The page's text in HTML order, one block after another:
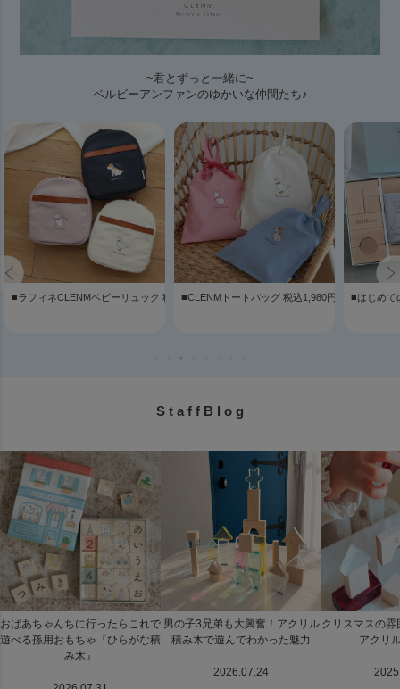
~君とずっと一緒に~
ベルビーアンファンのゆかいな仲間たち♪
積み木(日本製) 税込 11,000円(送料無料)
■ラフィネCLENMベビーリュック 税込7,500円■CLENMトートバッグ 税込1,980円 ■はじめて
S t a f f B l o g
おばあちゃんちに行ったらこれで
遊べる孫用おもちゃ『ひらがな積
み木』
男の子3兄弟も大興奮！アクリル
積み木で遊んでわかった魅力
2026.07.24
クリスマスの
アクリ